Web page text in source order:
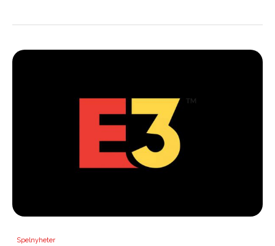
Spelnyheter